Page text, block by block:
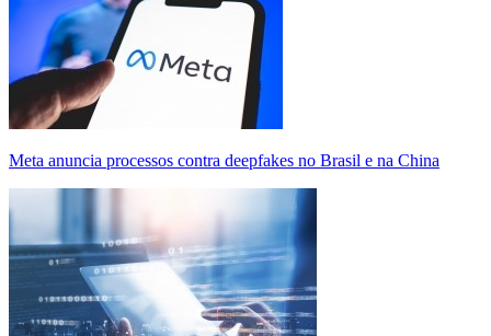
Meta anuncia processos contra deepfakes no Brasil e na China